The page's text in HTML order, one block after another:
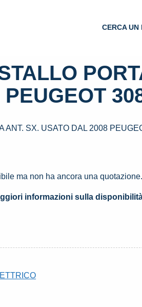
CERCA UN
ANT. SX. USATO DAL 2008
ma non ha ancora una
informazioni sulla